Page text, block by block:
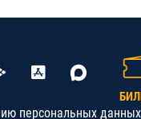
персональных данных